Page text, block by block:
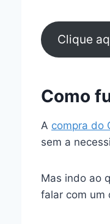
Clique
Como
A compra do
sem a
Mas indo ao
falar com um